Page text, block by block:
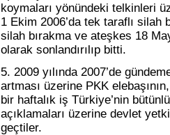
koymaları yönündeki telkinleri
1 Ekim 2006’da tek taraflı
silah bırakma ve ateşkes 18
olarak sonlandırılıp bitti.
5. 2009 yılında 2007’de
artması üzerine PKK
bir haftalık iş Türkiye’nin
açıklamaları üzerine devlet
geçtiler.